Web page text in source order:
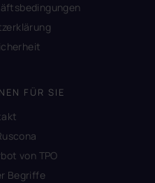
FÜR SIE
von TPO
Begriffe